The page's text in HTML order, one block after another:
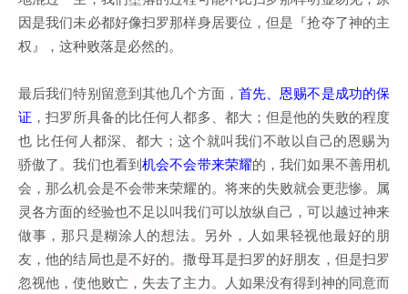
因是我们未必都好像扫罗那样身居要位，但是『抢夺了神的主
权』，这种败落是必然的。
最后我们特别留意到其他几个方面， 首先、恩赐不是成功的保
证 ，扫罗所具备的比任何人都多、都大；但是他的失败的程度
也 比任何人都深、都大；这个就叫我们不敢以自己的恩赐为
骄傲了。我们也看到机会不会带来荣耀的，我们如果不善用机
会，那么机会是不会带来荣耀的。将来的失败就会更悲惨。属
灵各方面的经验也不足以叫我们可以放纵自己，可以越过神来
做事，那只是糊涂人的想法。另外，人如果轻视他最好的朋
友，他的结局也是不好的。撒母耳是扫罗的好朋友，但是扫罗
忽视他，使他败亡，失去了主力。人如果没有得到神的同意而